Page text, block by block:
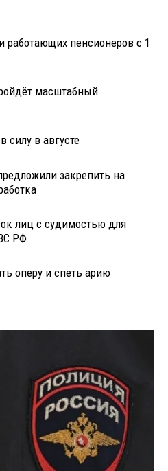
работающих пенсионеров с 1
масштабный
силу в августе
закрепить на
лиц с судимостью для
РФ
оперу и спеть арию